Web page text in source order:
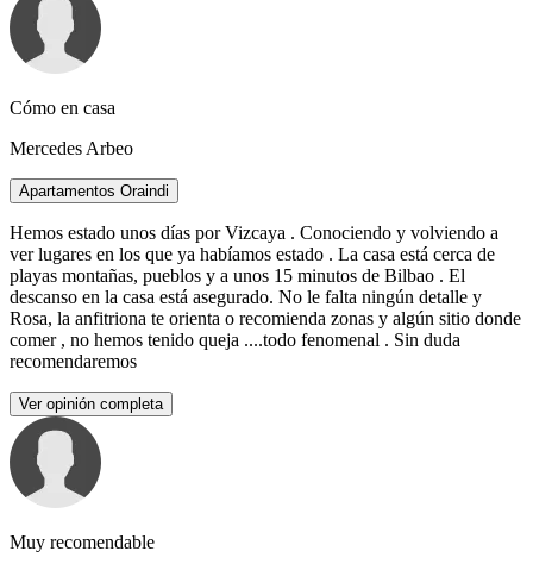
Cómo en casa
Mercedes Arbeo
Apartamentos Oraindi
Hemos estado unos días por Vizcaya . Conociendo y volviendo a
ver lugares en los que ya habíamos estado . La casa está cerca de
playas montañas, pueblos y a unos 15 minutos de Bilbao . El
descanso en la casa está asegurado. No le falta ningún detalle y
Rosa, la anfitriona te orienta o recomienda zonas y algún sitio donde
comer , no hemos tenido queja ....todo fenomenal . Sin duda
recomendaremos
Ver opinión completa
Muy recomendable